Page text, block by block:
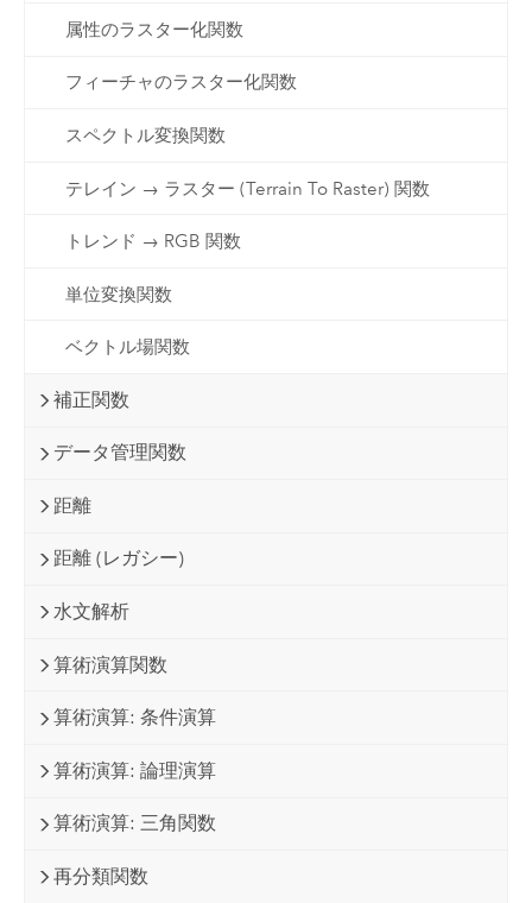
属性のラスター化関数
フィーチャのラスター化関数
スペクトル変換関数
テレイン → ラスター (Terrain To Raster) 関数
トレンド → RGB 関数
単位変換関数
ベクトル場関数
補正関数
データ管理関数
距離
距離 (レガシー)
水文解析
算術演算関数
算術演算: 条件演算
算術演算: 論理演算
算術演算: 三角関数
再分類関数